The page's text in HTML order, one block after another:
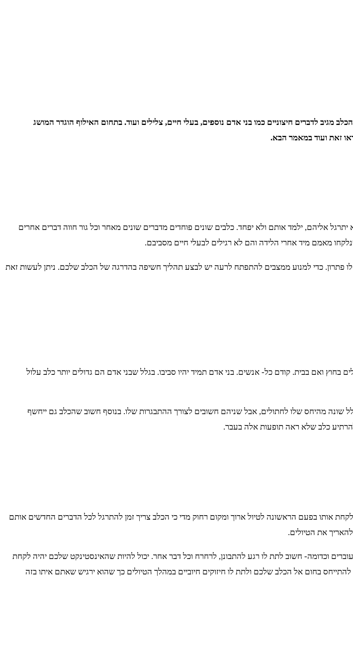
לדברים חיצוניים כמו בני אדם נוספים, בעלי חיים, צלילים ועוד. בתחום האילוף הוגדר המושג
זאת ועוד במאמר הבא.
אליהם, ילמד אותם ולא יפחד. כלבים שונים פוחדים מדברים שונים מאחר וכל גור חווה דברים אחרים
מאמם מיד אחרי הלידה והם לא רגילים לבעלי חיים מסביבם.
לו פתרון. כדי למנוע ממצבים להתפתח לרעה יש לבצע תהליך חשיפה בהדרגה של הכלב שלכם. ניתן לעשות זאת
ואם בבית. קודם כל- אנשים. בני אדם תמיד יהיו סביבו. בגלל שבני אדם הם גדולים יותר כלב עלול
שונה מהיחס שלו לחתולים, אבל שניהם חשובים לצורך ההתבגרות שלו. בנוסף חשוב שהכלב גם ייחשף
כלב שלא ראה תופעות אלה בעבר.
אותו בפעם הראשונה לטיול ארוך ומקום רחוק מדי כי הכלב צריך זמן להתרגל לכל הדברים החדשים אותם
את הטיולים.
וכדומה- חשוב לתת לו רגע להתבונן, לרחרח וכל דבר אחר. יכול להיות שהאינסטינקט שלכם יהיה לקחת
בחום אל הכלב שלכם ולתת לו חיזוקים חיוביים במהלך הטיולים כך שהוא ירגיש שאתם איתו בזה